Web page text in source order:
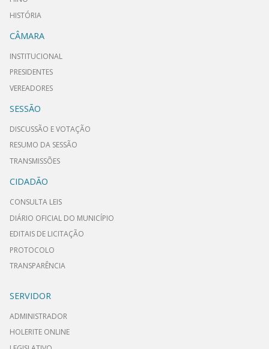
HISTÓRIA
CÂMARA
INSTITUCIONAL
PRESIDENTES
VEREADORES
SESSÃO
DISCUSSÃO E VOTAÇÃO
RESUMO DA SESSÃO
TRANSMISSÕES
CIDADÃO
CONSULTA LEIS
DIÁRIO OFICIAL DO MUNICÍPIO
EDITAIS DE LICITAÇÃO
PROTOCOLO
TRANSPARÊNCIA
SERVIDOR
ADMINISTRADOR
HOLERITE ONLINE